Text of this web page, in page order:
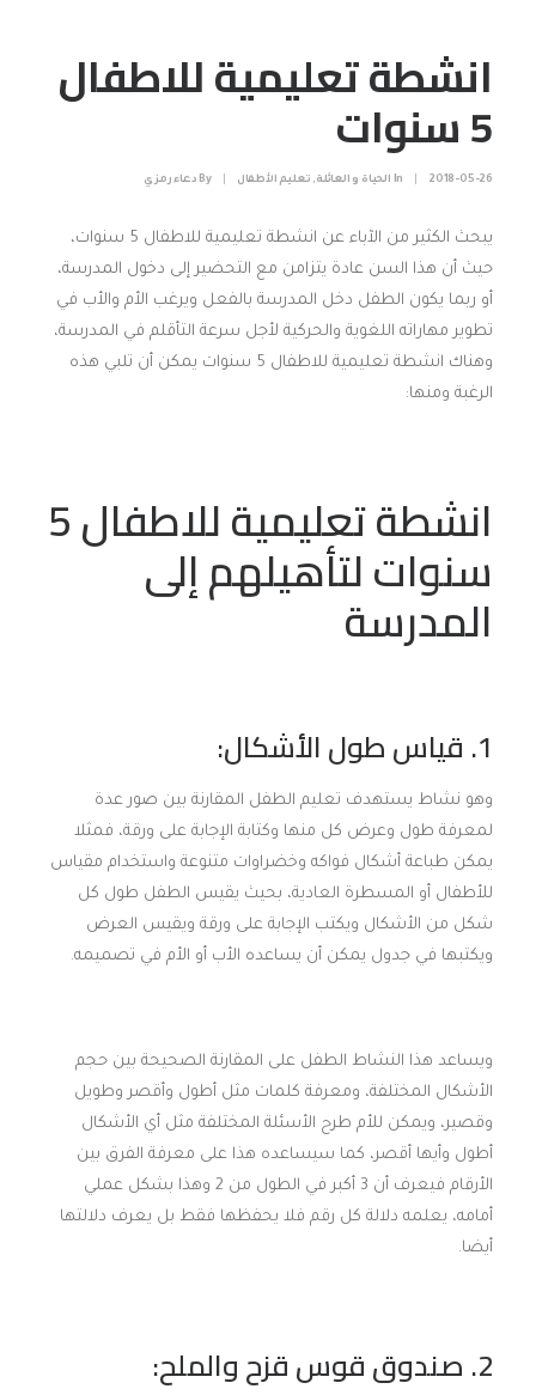
انشطة تعليمية للاطفال
5 سنوات
2018-05-26
In الحياة و العائلة , تعليم الأطفال By دعاء رمزي
يبحث الكثير من الآباء عن انشطة تعليمية للاطفال 5 سنوات،
حيث أن هذا السن عادة يتزامن مع التحضير إلى دخول المدرسة،
أو ربما يكون الطفل دخل المدرسة بالفعل ويرغب الأم والأب في
تطوير مهاراته اللغوية والحركية لأجل سرعة التأقلم في المدرسة،
وهناك انشطة تعليمية للاطفال 5 سنوات يمكن أن تلبي هذه
الرغبة ومنها:
انشطة تعليمية للاطفال 5
سنوات لتأهيلهم إلى
المدرسة
1. قياس طول الأشكال:
وهو نشاط يستهدف تعليم الطفل المقارنة بين صور عدة
لمعرفة طول وعرض كل منها وكتابة الإجابة على ورقة، فمثلا
يمكن طباعة أشكال فواكه وخضراوات متنوعة واستخدام مقياس
للأطفال أو المسطرة العادية، بحيث يقيس الطفل طول كل
شكل من الأشكال ويكتب الإجابة على ورقة ويقيس العرض
ويكتبها في جدول يمكن أن يساعده الأب أو الأم في تصميمه.
ويساعد هذا النشاط الطفل على المقارنة الصحيحة بين حجم
الأشكال المختلفة، ومعرفة كلمات مثل أطول وأقصر وطويل
وقصير، ويمكن للأم طرح الأسئلة المختلفة مثل أي الأشكال
أطول وأيها أقصر، كما سيساعده هذا على معرفة الفرق بين
الأرقام فيعرف أن 3 أكبر في الطول من 2 وهذا بشكل عملي
أمامه، يعلمه دلالة كل رقم فلا يحفظها فقط بل يعرف دلالتها
أيضا.
2. صندوق قوس قزح والملح: